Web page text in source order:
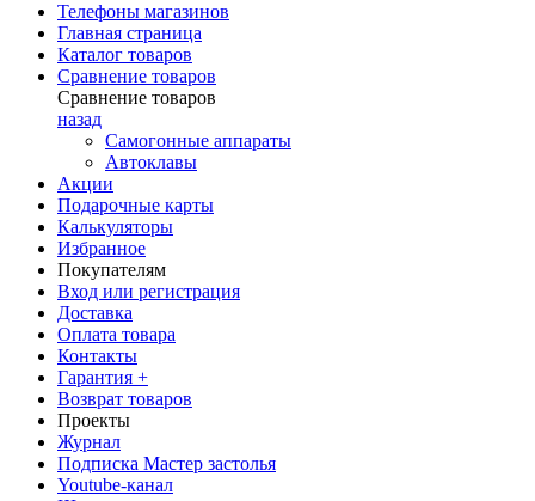
Телефоны магазинов
Главная страница
Каталог товаров
Сравнение товаров
Сравнение товаров
назад
Самогонные аппараты
Автоклавы
Акции
Подарочные карты
Калькуляторы
Избранное
Покупателям
Вход или регистрация
Доставка
Оплата товара
Контакты
Гарантия +
Возврат товаров
Проекты
Журнал
Подписка Мастер застолья
Youtube-канал